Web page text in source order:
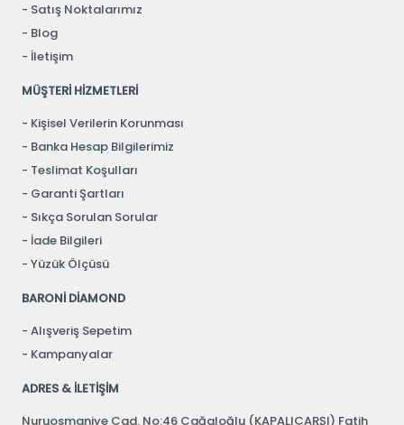
Satış Noktalarımız
Blog
İletişim
MÜŞTERİ HİZMETLERİ
Kişisel Verilerin Korunması
Banka Hesap Bilgilerimiz
Teslimat Koşulları
Garanti Şartları
Sıkça Sorulan Sorular
İade Bilgileri
Yüzük Ölçüsü
BARONİ DİAMOND
Alışveriş Sepetim
Kampanyalar
ADRES & İLETİŞİM
Nuruosmaniye Cad. No:46 Cağaloğlu (KAPALIÇARŞI) Fatih